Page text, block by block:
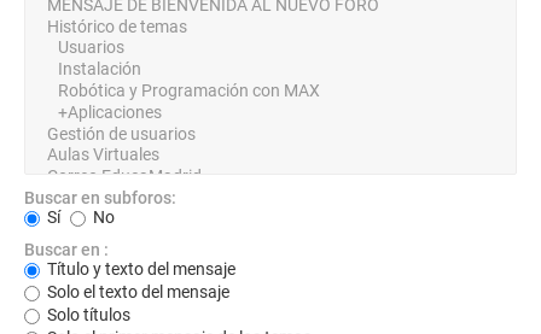
Buscar en subforos:
Sí
No
Buscar en :
Título y texto del mensaje
Solo el texto del mensaje
Solo títulos